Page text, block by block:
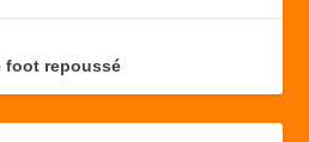
foot repoussé